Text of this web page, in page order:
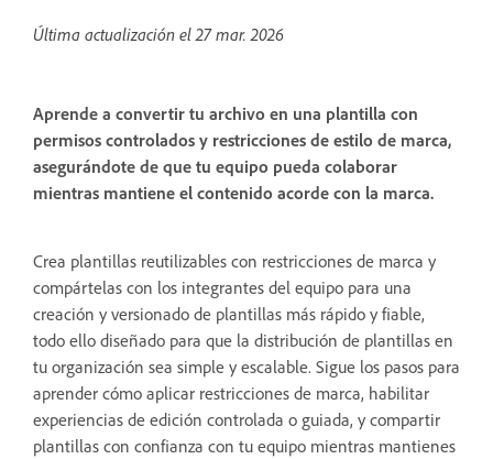
Última actualización el27 mar. 2026
Aprende a convertir tu archivo en una plantilla con
permisos controlados y restricciones de estilo de marca,
asegurándote de que tu equipo pueda colaborar
mientras mantiene el contenido acorde con la marca.
Crea plantillas reutilizables con restricciones de marca y
compártelas con los integrantes del equipo para una
creación y versionado de plantillas más rápido y fiable,
todo ello diseñado para que la distribución de plantillas en
tu organización sea simple y escalable. Sigue los pasos para
aprender cómo aplicar restricciones de marca, habilitar
experiencias de edición controlada o guiada, y compartir
plantillas con confianza con tu equipo mientras mantienes